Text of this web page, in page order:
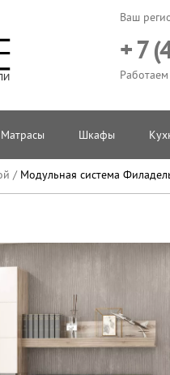
Ваш
+ 7
Матрасы Шкафы
/ Модульная система